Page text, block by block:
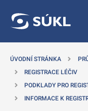
ÚVODNÍ STRÁNKA
REGISTRACE LÉČIV
PODKLADY PRO
INFORMACE K